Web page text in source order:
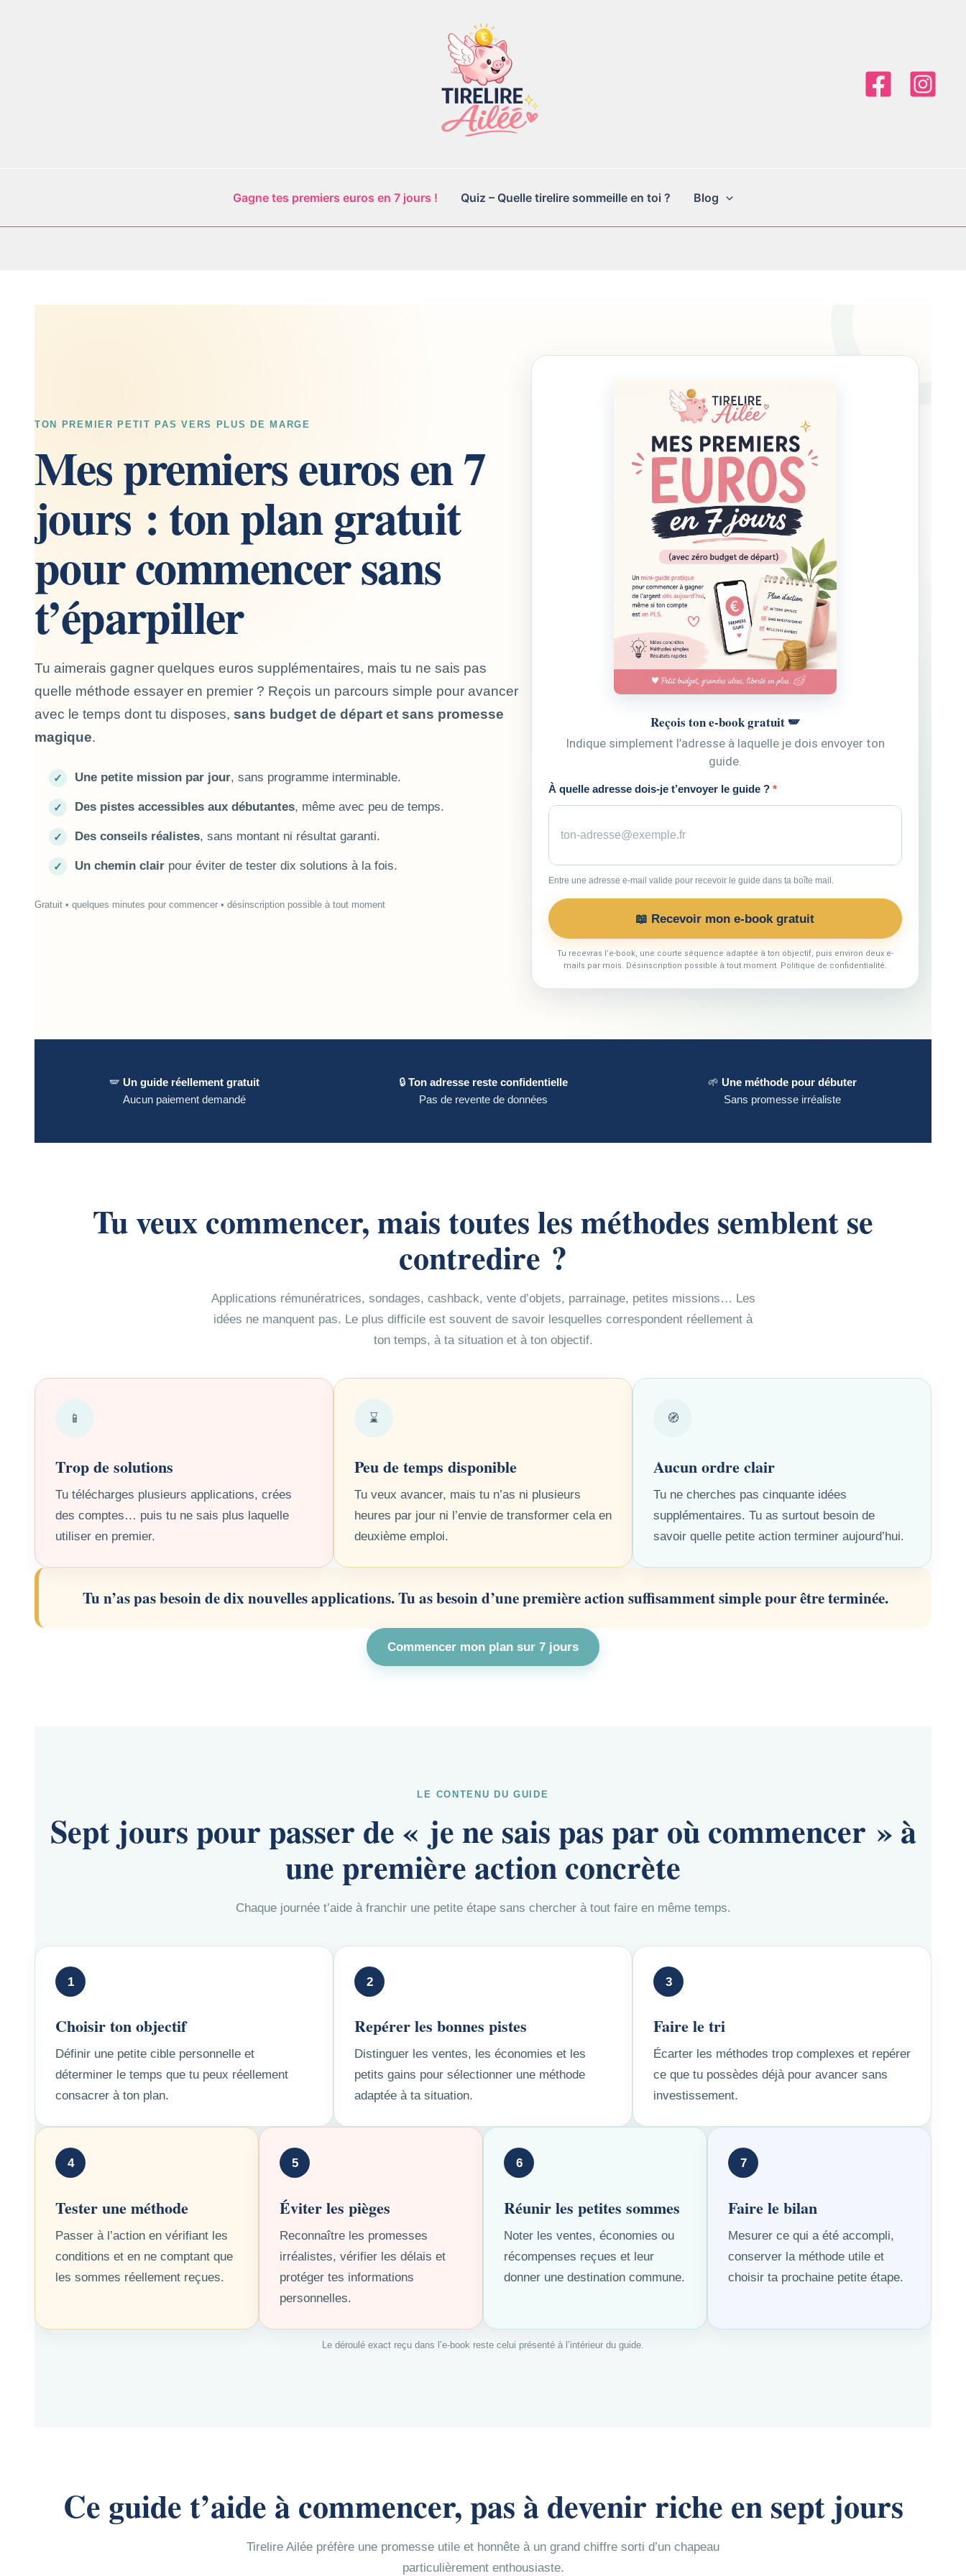
Gagne tes premiers euros en 7 jours ! Quiz – Quelle tirelire sommeille en toi ? Blog
TON PREMIER PETIT PAS VERS PLUS DE MARGE
Mes premiers euros en 7
jours : ton plan gratuit
pour commencer sans
t’éparpiller
Tu aimerais gagner quelques euros supplémentaires, mais tu ne sais pas
quelle méthode essayer en premier ? Reçois un parcours simple pour avancer
avec le temps dont tu disposes, sans budget de départ et sans promesse
magique.
Une petite mission par jour, sans programme interminable.
Des pistes accessibles aux débutantes, même avec peu de temps.
Des conseils réalistes, sans montant ni résultat garanti.
Un chemin clair pour éviter de tester dix solutions à la fois.
Gratuit • quelques minutes pour commencer • désinscription possible à tout moment
Reçois ton e-book gratuit 🪽
Indique simplement l’adresse à laquelle je dois envoyer ton
guide.
À quelle adresse dois-je t’envoyer le guide ?
Entre une adresse e-mail valide pour recevoir le guide dans ta boîte mail.
📖 Recevoir mon e-book gratuit
Tu recevras l’e-book, une courte séquence adaptée à ton objectif, puis environ deux e-
mails par mois. Désinscription possible à tout moment. Politique de confidentialité.
🪽 Un guide réellement gratuit
Aucun paiement demandé
🔒 Ton adresse reste confidentielle
Pas de revente de données
🌱 Une méthode pour débuter
Sans promesse irréaliste
Tu veux commencer, mais toutes les méthodes semblent se
contredire ?
Applications rémunératrices, sondages, cashback, vente d’objets, parrainage, petites missions… Les
idées ne manquent pas. Le plus difficile est souvent de savoir lesquelles correspondent réellement à
ton temps, à ta situation et à ton objectif.
📱
Trop de solutions
Tu télécharges plusieurs applications, crées
des comptes… puis tu ne sais plus laquelle
utiliser en premier.
⌛
Peu de temps disponible
Tu veux avancer, mais tu n’as ni plusieurs
heures par jour ni l’envie de transformer cela en
deuxième emploi.
🧭
Aucun ordre clair
Tu ne cherches pas cinquante idées
supplémentaires. Tu as surtout besoin de
savoir quelle petite action terminer aujourd’hui.
Tu n’as pas besoin de dix nouvelles applications. Tu as besoin d’une première action suffisamment simple pour être terminée.
Commencer mon plan sur 7 jours
LE CONTENU DU GUIDE
Sept jours pour passer de « je ne sais pas par où commencer » à
une première action concrète
Chaque journée t’aide à franchir une petite étape sans chercher à tout faire en même temps.
1
Choisir ton objectif
Définir une petite cible personnelle et
déterminer le temps que tu peux réellement
consacrer à ton plan.
2
Repérer les bonnes pistes
Distinguer les ventes, les économies et les
petits gains pour sélectionner une méthode
adaptée à ta situation.
3
Faire le tri
Écarter les méthodes trop complexes et repérer
ce que tu possèdes déjà pour avancer sans
investissement.
4
Tester une méthode
Passer à l’action en vérifiant les
conditions et en ne comptant que
les sommes réellement reçues.
5
Éviter les pièges
Reconnaître les promesses
irréalistes, vérifier les délais et
protéger tes informations
personnelles.
6
Réunir les petites sommes
Noter les ventes, économies ou
récompenses reçues et leur
donner une destination commune.
7
Faire le bilan
Mesurer ce qui a été accompli,
conserver la méthode utile et
choisir ta prochaine petite étape.
Le déroulé exact reçu dans l’e-book reste celui présenté à l’intérieur du guide.
Ce guide t’aide à commencer, pas à devenir riche en sept jours
Tirelire Ailée préfère une promesse utile et honnête à un grand chiffre sorti d’un chapeau
particulièrement enthousiaste.